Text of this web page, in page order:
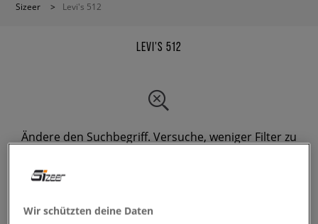
Sizeer > Levi's 512
LEVI'S 512
Ändere den Suchbegriff. Versuche, weniger Filter zu
Wir schützten deine Daten